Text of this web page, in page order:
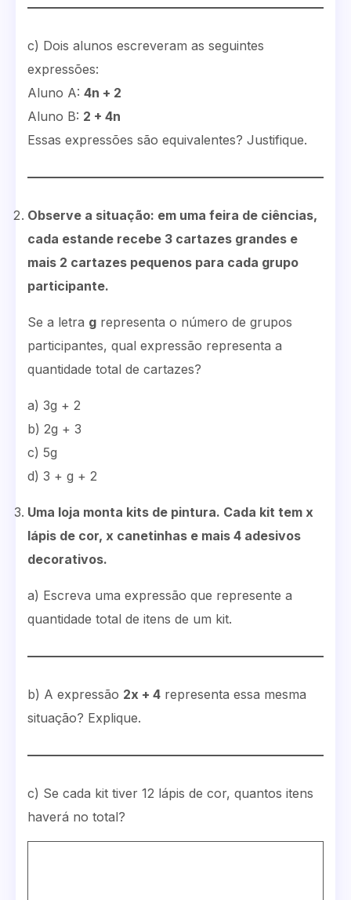
c) Dois alunos escreveram as seguintes
expressões:
Aluno A: 4n + 2
Aluno B: 2 + 4n
Essas expressões são equivalentes? Justifique.
Observe a situação: em uma feira de ciências,
cada estande recebe 3 cartazes grandes e
mais 2 cartazes pequenos para cada grupo
participante.
Se a letra g representa o número de grupos
participantes, qual expressão representa a
quantidade total de cartazes?
a) 3g + 2
b) 2g + 3
c) 5g
d) 3 + g + 2
Uma loja monta kits de pintura. Cada kit tem x
lápis de cor, x canetinhas e mais 4 adesivos
decorativos.
a) Escreva uma expressão que represente a
quantidade total de itens de um kit.
b) A expressão 2x + 4 representa essa mesma
situação? Explique.
c) Se cada kit tiver 12 lápis de cor, quantos itens
haverá no total?